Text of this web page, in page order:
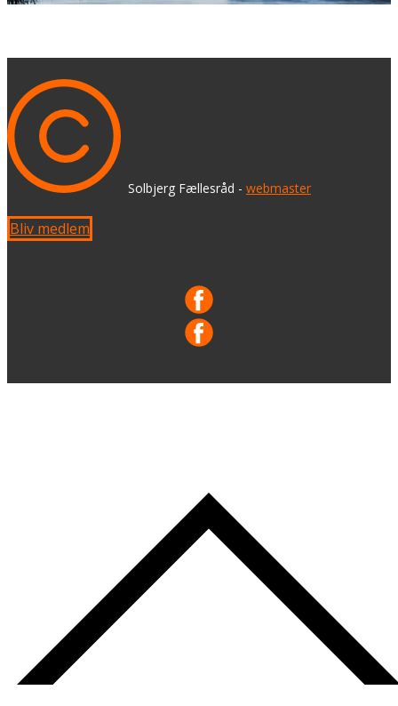
​ Solbjerg Fællesråd - webmaster
Bliv medlem